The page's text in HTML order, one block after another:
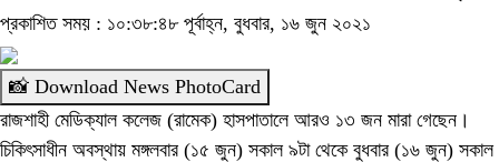
প্রকাশিত সময় : ১০:৩৮:৪৮ পূর্বাহ্ন, বুধবার, ১৬ জুন ২০২১
📸 Download News PhotoCard
রাজশাহী মেডিক্যাল কলেজ (রামেক) হাসপাতালে আরও ১৩ জন মারা গেছেন।
চিকিৎসাধীন অবস্থায় মঙ্গলবার (১৫ জুন) সকাল ৯টা থেকে বুধবার (১৬ জুন) সকাল